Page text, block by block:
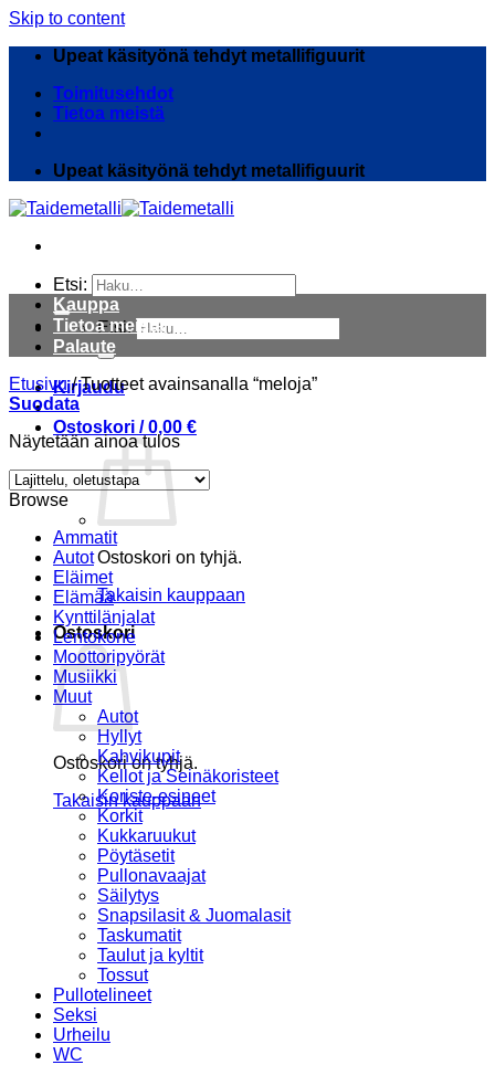
Skip to content
Upeat käsityönä tehdyt metallifiguurit
Toimitusehdot
Tietoa meistä
Upeat käsityönä tehdyt metallifiguurit
Etsi:
Etsi:
Kirjaudu
Ostoskori /0,00 €
Ostoskori on tyhjä.
Takaisin kauppaan
Ostoskori
Ostoskori on tyhjä.
Takaisin kauppaan
Kauppa
Tietoa meistä
Palaute
Etusivu /Tuotteet avainsanalla “meloja”
Suodata
Näytetään ainoa tulos
Browse
Ammatit
Autot
Eläimet
Elämää
Kynttilänjalat
Lentokone
Moottoripyörät
Musiikki
Muut
Autot
Hyllyt
Kahvikupit
Kellot ja Seinäkoristeet
Koriste-esineet
Korkit
Kukkaruukut
Pöytäsetit
Pullonavaajat
Säilytys
Snapsilasit & Juomalasit
Taskumatit
Taulut ja kyltit
Tossut
Pullotelineet
Seksi
Urheilu
WC